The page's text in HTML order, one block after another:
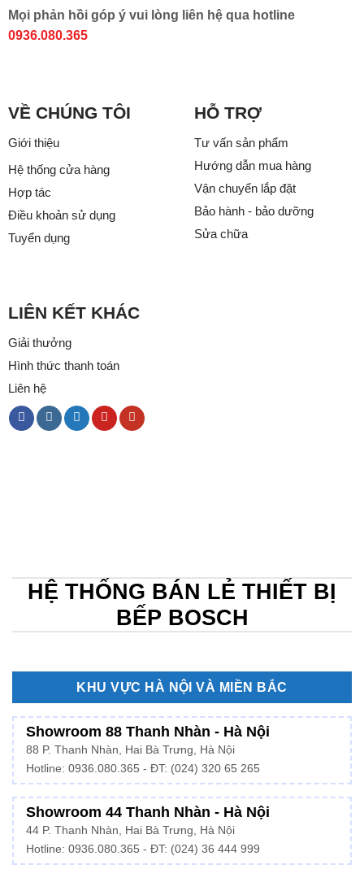
Mọi phản hồi góp ý vui lòng liên hệ qua hotline
0936.080.365
VỀ CHÚNG TÔI
Giới thiệu
Hệ thống cửa hàng
Hợp tác
Điều khoản sử dụng
Tuyển dụng
HỖ TRỢ
Tư vấn sản phẩm
Hướng dẫn mua hàng
Vận chuyển lắp đặt
Bảo hành - bảo dưỡng
Sửa chữa
LIÊN KẾT KHÁC
Giải thưởng
Hình thức thanh toán
Liên hệ
HỆ THỐNG BÁN LẺ THIẾT BỊ
BẾP BOSCH
KHU VỰC HÀ NỘI VÀ MIỀN BẮC
Showroom 88 Thanh Nhàn - Hà Nội
88 P. Thanh Nhàn, Hai Bà Trưng, Hà Nội
Hotline: 0936.080.365 - ĐT: (024) 320 65 265
Showroom 44 Thanh Nhàn - Hà Nội
44 P. Thanh Nhàn, Hai Bà Trưng, Hà Nội
Hotline: 0936.080.365 - ĐT: (024) 36 444 999